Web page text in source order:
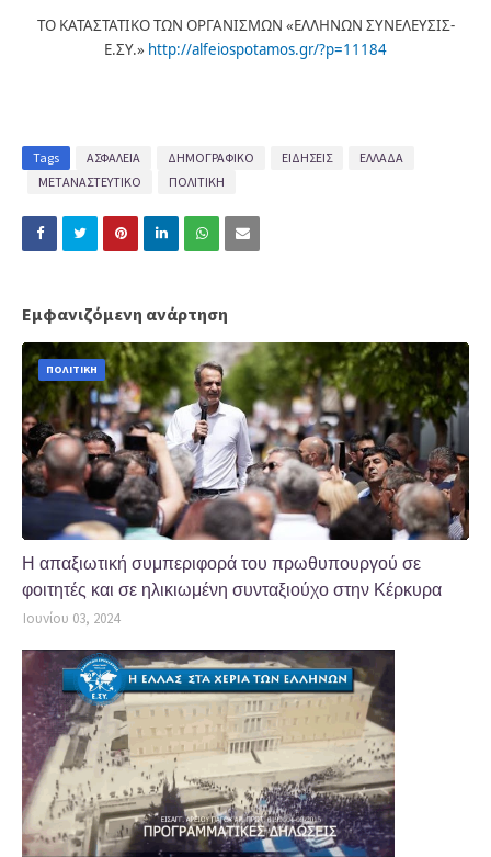
ΤΟ ΚΑΤΑΣΤΑΤΙΚΟ ΤΩΝ ΟΡΓΑΝΙΣΜΩΝ «ΕΛΛΗΝΩΝ ΣΥΝΕΛΕΥΣΙΣ-
Ε.ΣΥ.» http://alfeiospotamos.gr/?p=11184
Tags ΑΣΦΑΛΕΙΑ ΔΗΜΟΓΡΑΦΙΚΟ ΕΙΔΗΣΕΙΣ
ΕΛΛΑΔΑ
ΜΕΤΑΝΑΣΤΕΥΤΙΚΟ
ΠΟΛΙΤΙΚΗ
Εμφανιζόμενη ανάρτηση
ΠΟΛΙΤΙΚΗ
Η απαξιωτική συμπεριφορά του πρωθυπουργού σε
φοιτητές και σε ηλικιωμένη συνταξιούχο στην Κέρκυρα
Ιουνίου 03, 2024